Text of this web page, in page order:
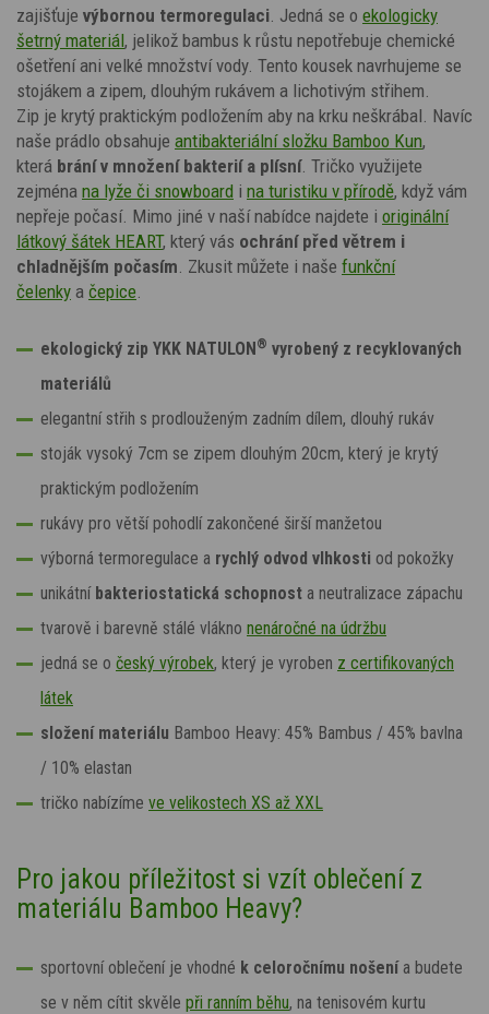
zajišťuje výbornou termoregulaci. Jedná se o ekologicky
šetrný materiál, jelikož bambus k růstu nepotřebuje chemické
ošetření ani velké množství vody. Tento kousek navrhujeme se
stojákem a zipem, dlouhým rukávem a lichotivým střihem.
Zip je krytý praktickým podložením aby na krku neškrábal. Navíc
naše prádlo obsahuje antibakteriální složku Bamboo Kun,
která brání v množení bakterií a plísní. Tričko využijete
zejména na lyže či snowboard i na turistiku v přírodě, když vám
nepřeje počasí. Mimo jiné v naší nabídce najdete i originální
látkový šátek HEART, který vás ochrání před větrem i
chladnějším počasím. Zkusit můžete i naše funkční
čelenky a čepice.
ekologický zip YKK NATULON® vyrobený z recyklovaných
materiálů
elegantní střih s prodlouženým zadním dílem, dlouhý rukáv
stoják vysoký 7cm se zipem dlouhým 20cm, který je krytý
praktickým podložením
rukávy pro větší pohodlí zakončené širší manžetou
výborná termoregulace a rychlý odvod vlhkosti od pokožky
unikátní bakteriostatická schopnost a neutralizace zápachu
tvarově i barevně stálé vlákno nenáročné na údržbu
jedná se o český výrobek, který je vyroben z certifikovaných
látek
složení materiálu Bamboo Heavy: 45% Bambus / 45% bavlna
/ 10% elastan
tričko nabízíme ve velikostech XS až XXL
Pro jakou příležitost si vzít oblečení z
materiálu Bamboo Heavy?
sportovní oblečení je vhodné k celoročnímu nošení a budete
se v něm cítit skvěle při ranním běhu, na tenisovém kurtu